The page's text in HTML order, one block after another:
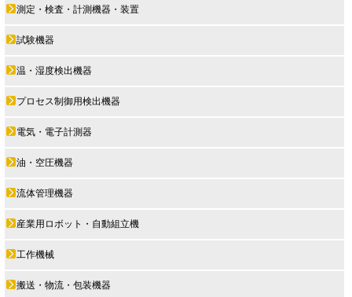
測定・検査・計測機器・装置
試験機器
温・湿度検出機器
プロセス制御用検出機器
電気・電子計測器
油・空圧機器
流体管理機器
産業用ロボット・自動組立機
工作機械
搬送・物流・包装機器